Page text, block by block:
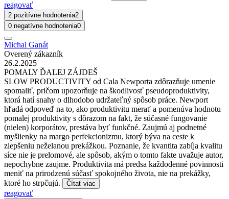
reagovať
2 pozitívne hodnotenia2
0 negatívne hodnotenia0
Michal Ganát
Overený zákazník
26.2.2025
POMALY ĎALEJ ZÁJDEŠ
SLOW PRODUCTIVITY od Cala Newporta zdôrazňuje umenie
spomaliť, pričom upozorňuje na škodlivosť pseudoproduktivity,
ktorá hatí snahy o dlhodobo udržateľný spôsob práce. Newport
hľadá odpoveď na to, ako produktivitu merať a pomenúva hodnotu
pomalej produktivity s dôrazom na fakt, že súčasné fungovanie
(nielen) korporátov, prestáva byť funkčné. Zaujmú aj podnetné
myšlienky na margo perfekcionizmu, ktorý býva na ceste k
zlepšeniu neželanou prekážkou. Poznanie, že kvantita zabíja kvalitu
síce nie je prelomové, ale spôsob, akým o tomto fakte uvažuje autor,
nepochybne zaujme. Produktivita má predsa každodenné povinnosti
meniť na prirodzenú súčasť spokojného života, nie na prekážky,
ktoré ho strpčujú.
Čítať viac
reagovať